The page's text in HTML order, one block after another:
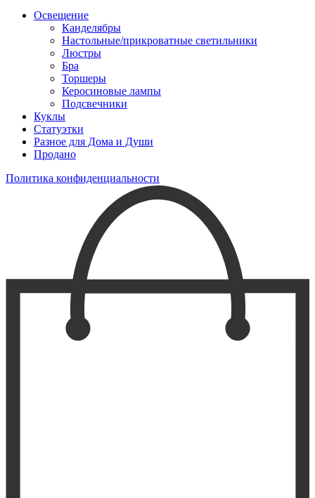
Освещение
Канделябры
Настольные/прикроватные светильники
Люстры
Бра
Торшеры
Керосиновые лампы
Подсвечники
Куклы
Статуэтки
Разное для Дома и Души
Продано
Политика конфиденциальности